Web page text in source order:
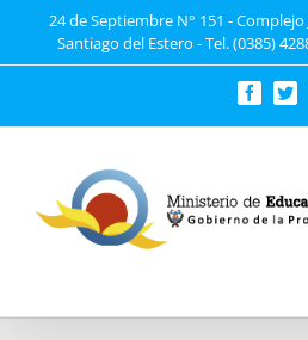
24 de Septiembre N° 151 -
Santiago del Estero - Tel. (0385)